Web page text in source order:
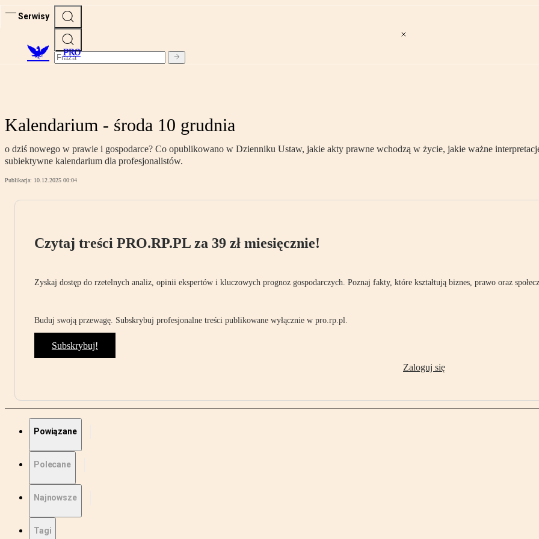
Serwisy
PRO
Kalendarium - środa 10 grudnia
o dziś nowego w prawie i gospodarce? Co opublikowano w Dzienniku Ustaw, jakie akty prawne wchodzą w życie, jakie ważne
subiektywne kalendarium dla profesjonalistów.
Publikacja: 10.12.2025 00:04
Czytaj treści PRO.RP.PL za 39 zł miesięcznie!
Zyskaj dostęp do rzetelnych analiz, opinii ekspertów i kluczowych prognoz gospodarczych. Poznaj fakty, które kształtują biznes, prawo oraz
Buduj swoją przewagę. Subskrybuj profesjonalne treści publikowane wyłącznie w pro.rp.pl.
Subskrybuj!
Zaloguj się
Powiązane
Polecane
Najnowsze
Tagi